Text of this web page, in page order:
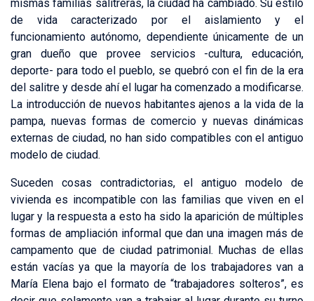
mismas familias salitreras, la ciudad ha cambiado. Su estilo
de vida caracterizado por el aislamiento y el
funcionamiento autónomo, dependiente únicamente de un
gran dueño que provee servicios -cultura, educación,
deporte- para todo el pueblo, se quebró con el fin de la era
del salitre y desde ahí el lugar ha comenzado a modificarse.
La introducción de nuevos habitantes ajenos a la vida de la
pampa, nuevas formas de comercio y nuevas dinámicas
externas de ciudad, no han sido compatibles con el antiguo
modelo de ciudad.
Suceden cosas contradictorias, el antiguo modelo de
vivienda es incompatible con las familias que viven en el
lugar y la respuesta a esto ha sido la aparición de múltiples
formas de ampliación informal que dan una imagen más de
campamento que de ciudad patrimonial. Muchas de ellas
están vacías ya que la mayoría de los trabajadores van a
María Elena bajo el formato de “trabajadores solteros”, es